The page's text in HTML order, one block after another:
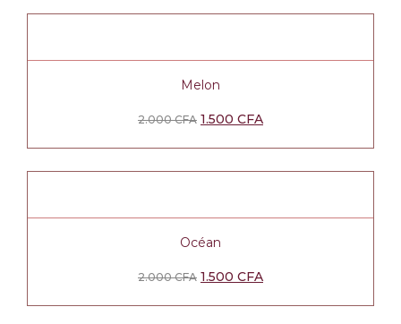
Melon
2.000CFA 1.500 CFA
Océan
2.000CFA 1.500 CFA